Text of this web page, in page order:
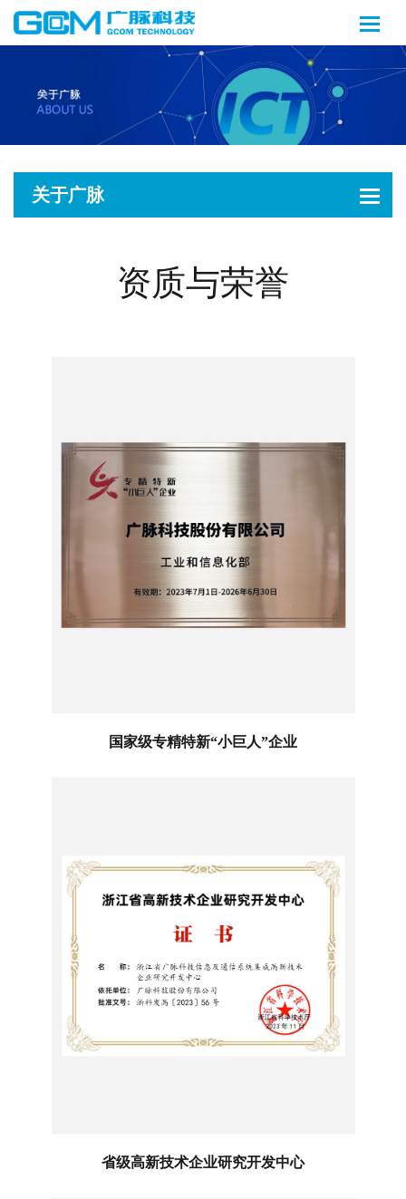
关于广脉
资质与荣誉
国家级专精特新“小巨人”企业
省级高新技术企业研究开发中心